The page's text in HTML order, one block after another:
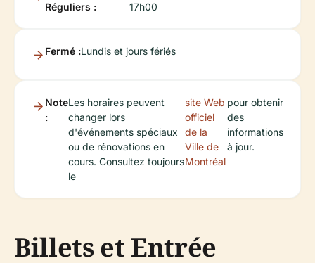
Réguliers :
17h00
Fermé :Lundis et jours fériés
Note
:
Les horaires peuvent
changer lors
d'événements spéciaux
ou de rénovations en
cours. Consultez toujours
le
site Web
officiel
de la
Ville de
Montréal
pour obtenir
des
informations
à jour.
Billets et Entrée